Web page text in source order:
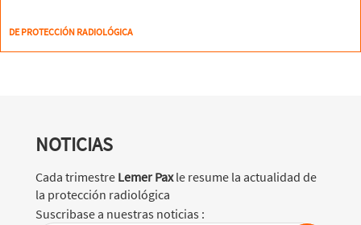
DE PROTECCIÓN RADIOLÓGICA
NOTICIAS
Cada trimestre Lemer Paxle resume la actualidad de
la protección radiológica
Suscribase a nuestras noticias :